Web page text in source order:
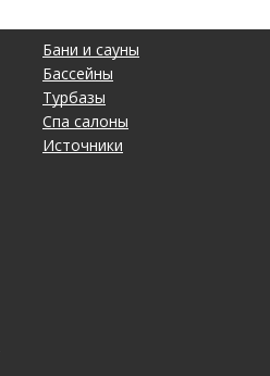
Бани и сауны
Бассейны
Турбазы
Спа салоны
Источники